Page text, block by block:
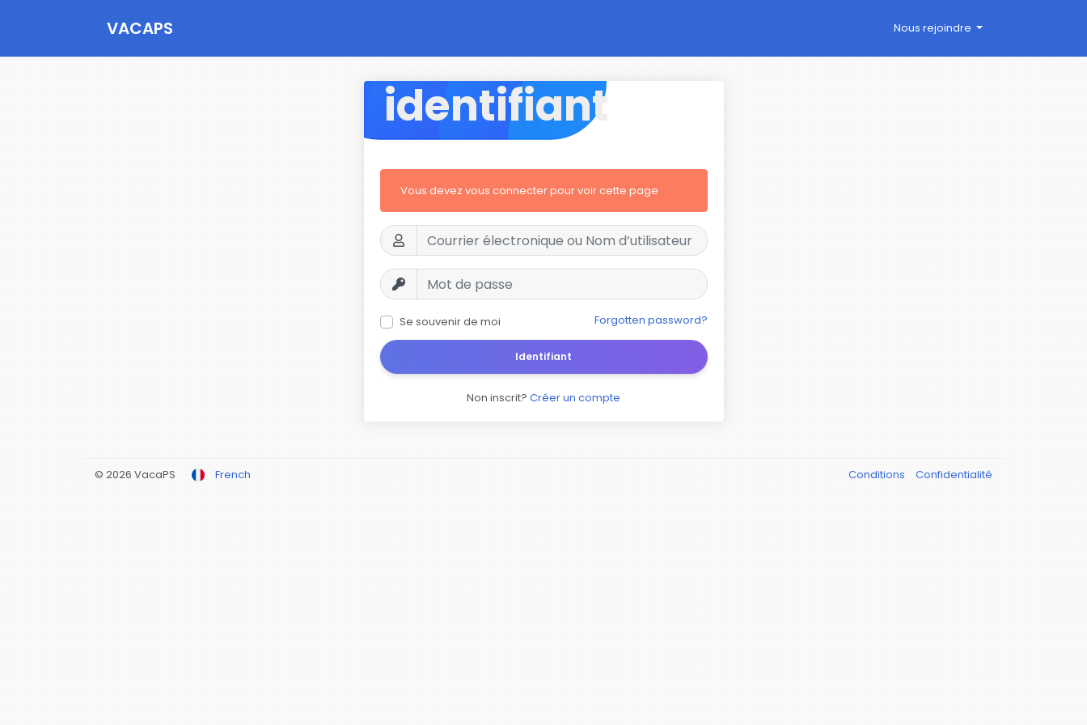
VACAPS Nous rejoindre
identifiant
Vous devez vous connecter pour voir cette page
Se souvenir de moi Forgotten password?
Identifiant
Non inscrit? Créer un compte
© 2026 VacaPS French Conditions Confidentialité